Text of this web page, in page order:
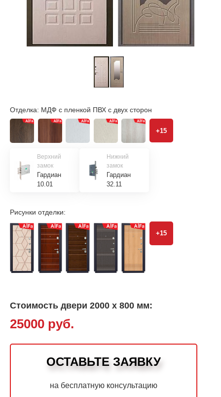
Отделка: МДФ с пленкой ПВХ с двух сторон
+15
Верхний
замок
Гардиан
10.01
Нижний
замок
Гардиан
32.11
Рисунки отделки:
+15
Стоимость двери 2000 х 800 мм:
25000 руб.
ОСТАВЬТЕ ЗАЯВКУ
на бесплатную консультацию